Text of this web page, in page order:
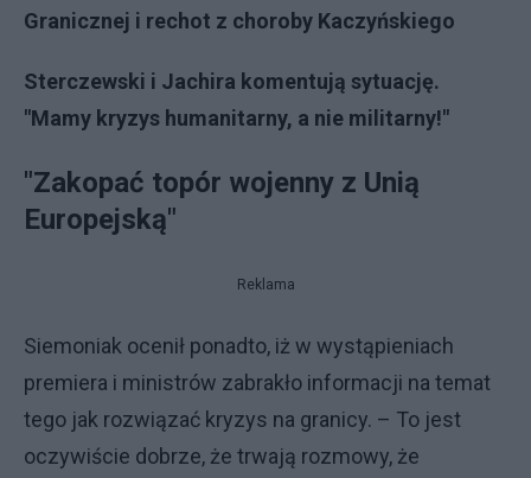
Granicznej i rechot z choroby Kaczyńskiego
Sterczewski i Jachira komentują sytuację.
"Mamy kryzys humanitarny, a nie militarny!"
"Zakopać topór wojenny z Unią
Europejską"
Reklama
Siemoniak ocenił ponadto, iż w wystąpieniach
premiera i ministrów zabrakło informacji na temat
tego jak rozwiązać kryzys na granicy. – To jest
oczywiście dobrze, że trwają rozmowy, że